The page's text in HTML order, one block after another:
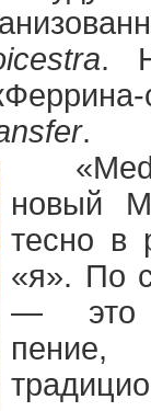
.
.
новый
тесно в
«я». По
— это